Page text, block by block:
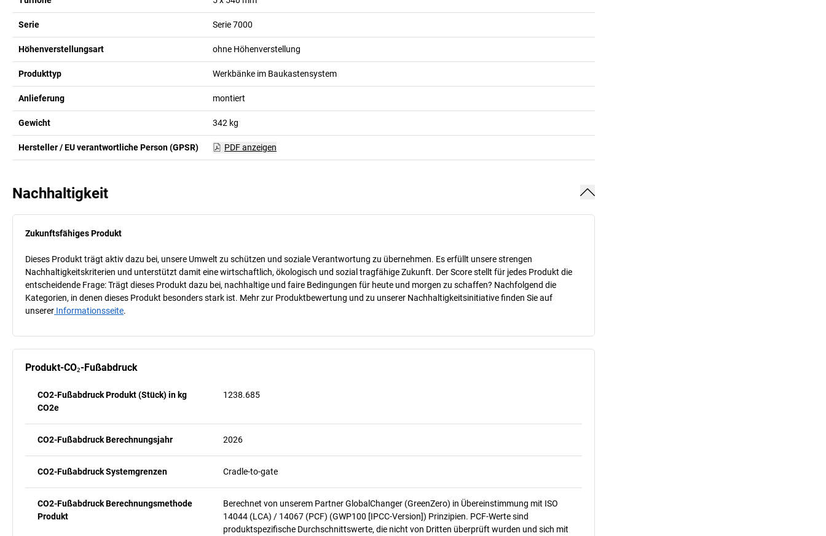
Serie Serie 7000
Höhenverstellungsart ohne Höhenverstellung
Produkttyp Werkbänke im Baukastensystem
Anlieferung montiert
Gewicht 342 kg
Hersteller / EU verantwortliche Person (GPSR) PDF anzeigen
Nachhaltigkeit
Zukunftsfähiges Produkt
Dieses Produkt trägt aktiv dazu bei, unsere Umwelt zu schützen und soziale Verantwortung zu übernehmen. Es erfüllt unsere strengen
Nachhaltigkeitskriterien und unterstützt damit eine wirtschaftlich, ökologisch und sozial tragfähige Zukunft. Der Score stellt für jedes Produkt die
entscheidende Frage: Trägt dieses Produkt dazu bei, nachhaltige und faire Bedingungen für heute und morgen zu schaffen? Nachfolgend die
Kategorien, in denen dieses Produkt besonders stark ist. Mehr zur Produktbewertung und zu unserer Nachhaltigkeitsinitiative finden Sie auf
unserer Informationsseite.
Produkt-CO₂-Fußabdruck
CO2-Fußabdruck Produkt (Stück) in kg
CO2e
1238.685
CO2-Fußabdruck Berechnungsjahr 2026
CO2-Fußabdruck Systemgrenzen Cradle-to-gate
CO2-Fußabdruck Berechnungsmethode
Produkt
Berechnet von unserem Partner GlobalChanger (GreenZero) in Übereinstimmung mit ISO
14044 (LCA) / 14067 (PCF) (GWP100 [IPCC-Version]) Prinzipien. PCF-Werte sind
produktspezifische Durchschnittswerte, die nicht von Dritten überprüft wurden und sich mit